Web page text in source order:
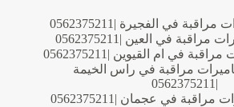
في الفجيرة |0562375211
في العين |0562375211
في ام القيوين |0562375211
مراقبة في راس الخيمة
|0562375211
في عجمان |0562375211